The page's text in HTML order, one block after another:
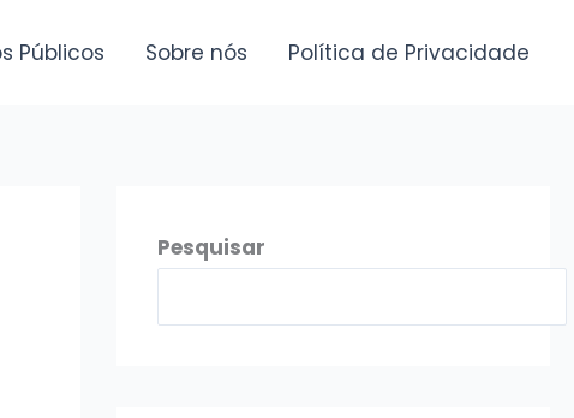
Públicos Sobre nós Política de Privacidade
Pesquisar